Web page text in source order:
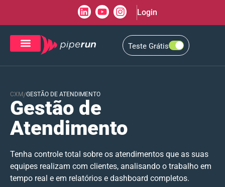
Login
Teste Grátis
CXM/GESTÃO DE ATENDIMENTO
Gestão de
Atendimento
Tenha controle total sobre os atendimentos que as suas
equipes realizam com clientes, analisando o trabalho em
tempo real e em relatórios e dashboard completos.